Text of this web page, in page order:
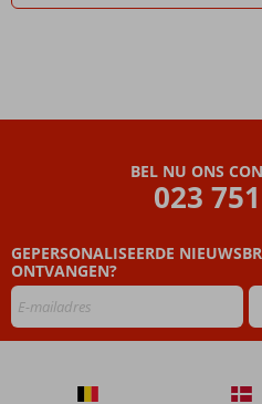
BEL NU ONS
023
GEPERSONALISEERDE
ONTVANGEN?